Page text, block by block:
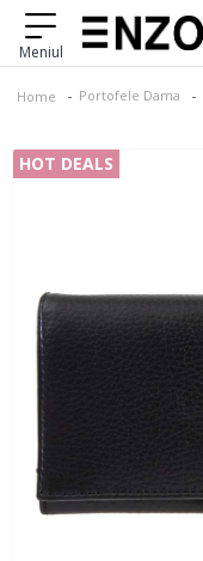
Home Portofele Dama
HOT DEALS